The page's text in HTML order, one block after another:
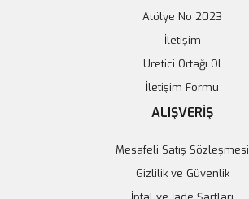
Atölye No 2023
İletişim
Üretici Ortağı Ol
İletişim Formu
ALIŞVERİŞ
Mesafeli Satış Sözleşmesi
Gizlilik ve Güvenlik